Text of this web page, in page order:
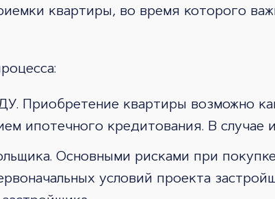
квартиры, во время которого
Приобретение квартиры возможно
ипотечного кредитования. В
Основными рисками при
условий проекта